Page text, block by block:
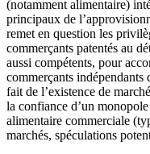
(notamment alimentaire)
principaux de
remet en question les
commerçants patentés au
aussi compétents, pour
commerçants indépendants
fait de l’existence de
la confiance d’un
alimentaire commerciale
marchés, spéculations